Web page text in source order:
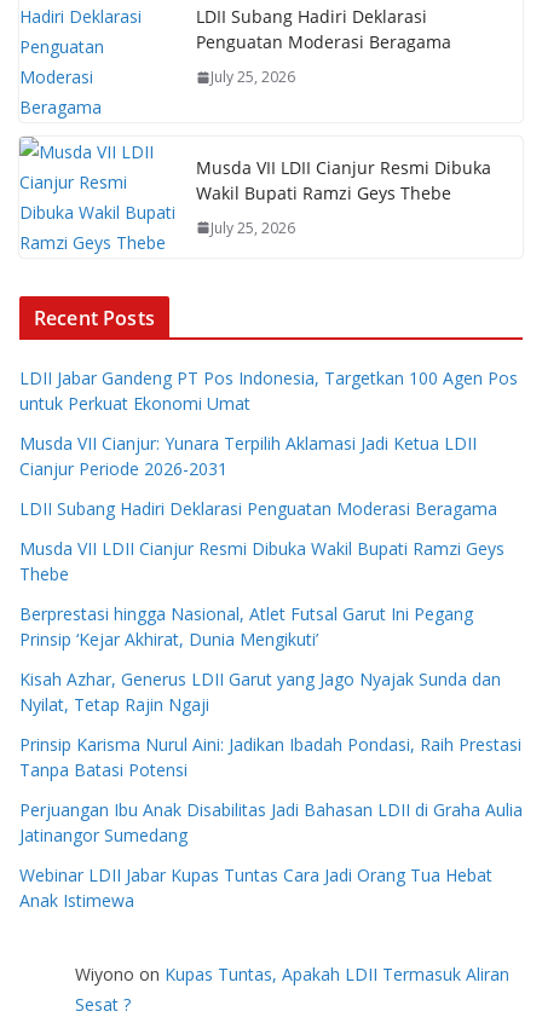
LDII Subang Hadiri Deklarasi
Penguatan Moderasi Beragama
July 25, 2026
Musda VII LDII Cianjur Resmi Dibuka
Wakil Bupati Ramzi Geys Thebe
July 25, 2026
Recent Posts
LDII Jabar Gandeng PT Pos Indonesia, Targetkan 100 Agen Pos
untuk Perkuat Ekonomi Umat
Musda VII Cianjur: Yunara Terpilih Aklamasi Jadi Ketua LDII
Cianjur Periode 2026-2031
LDII Subang Hadiri Deklarasi Penguatan Moderasi Beragama
Musda VII LDII Cianjur Resmi Dibuka Wakil Bupati Ramzi Geys
Thebe
Berprestasi hingga Nasional, Atlet Futsal Garut Ini Pegang
Prinsip ‘Kejar Akhirat, Dunia Mengikuti’
Kisah Azhar, Generus LDII Garut yang Jago Nyajak Sunda dan
Nyilat, Tetap Rajin Ngaji
Prinsip Karisma Nurul Aini: Jadikan Ibadah Pondasi, Raih Prestasi
Tanpa Batasi Potensi
Perjuangan Ibu Anak Disabilitas Jadi Bahasan LDII di Graha Aulia
Jatinangor Sumedang
Webinar LDII Jabar Kupas Tuntas Cara Jadi Orang Tua Hebat
Anak Istimewa
Wiyono on Kupas Tuntas, Apakah LDII Termasuk Aliran
Sesat ?